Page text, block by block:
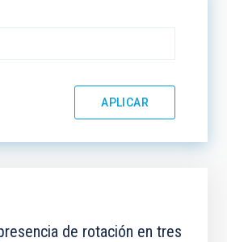
de rotación en tres